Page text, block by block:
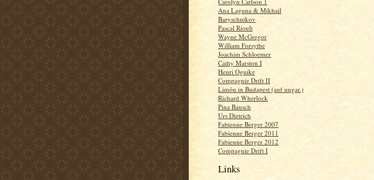
Ana Laguna & Mikhail
Baryschnikov
Pascal Rioult
Wayne McGregor
William Forsythe
Joachim Schloemer
Cathy Marston I
Henri Oguike
Compagnie Drift II
Limón in Budapest (auf ungar.)
Richard Wherlock
Pina Bausch
Urs Dietrich
Fabienne Berger 2007
Fabienne Berger 2011
Fabienne Berger 2012
Compagnie Drift I
Links